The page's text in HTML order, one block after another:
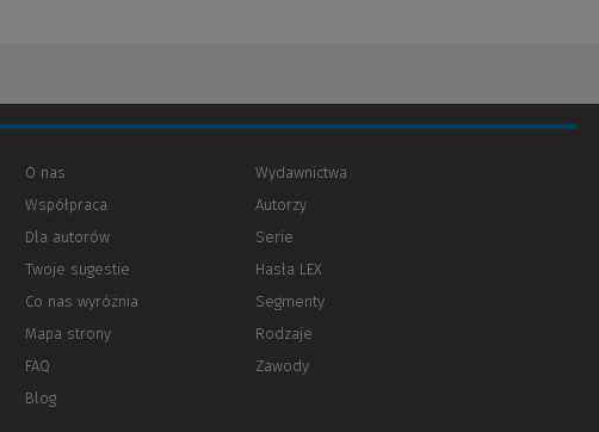
O nas
Współpraca
Dla autorów
innej
strony)
Twoje sugestie
Co nas wyróżnia
Mapa strony
FAQ
Blog
Wydawnictwa
Autorzy
Serie
Hasła LEX
Segmenty
Rodzaje
Zawody